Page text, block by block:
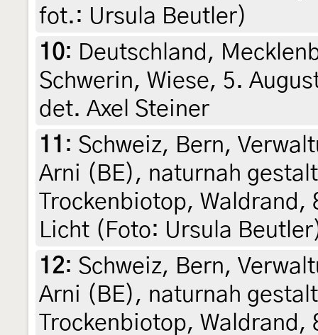
fot.: Ursula Beutler)
10: Deutschland,
Schwerin, Wiese, 5.
det. Axel Steiner
11 : Schweiz, Bern,
Arni (BE), naturnah
Trockenbiotop, Waldrand,
Licht (Foto: Ursula
12: Schweiz, Bern,
Arni (BE), naturnah
Trockenbiotop, Waldrand,